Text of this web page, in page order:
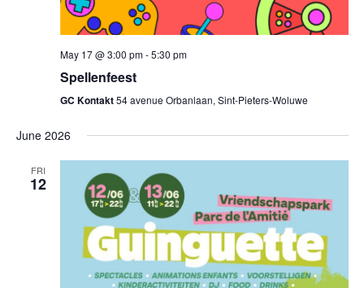
May 17 @ 3:00 pm-5:30 pm
Spellenfeest
GC Kontakt54 avenue Orbanlaan, Sint-Pieters-Woluwe
June 2026
FRI
12